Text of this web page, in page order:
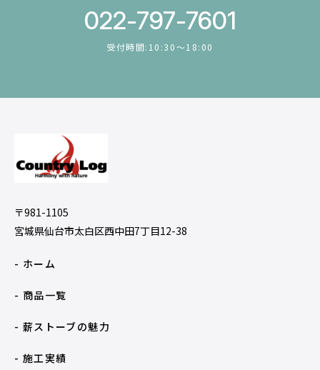
022-797-7601
受付時間:10:30〜18:00
〒981-1105
宮城県仙台市太白区西中田7丁目12-38
- ホーム
- 商品一覧
- 薪ストーブの魅力
- 施工実績